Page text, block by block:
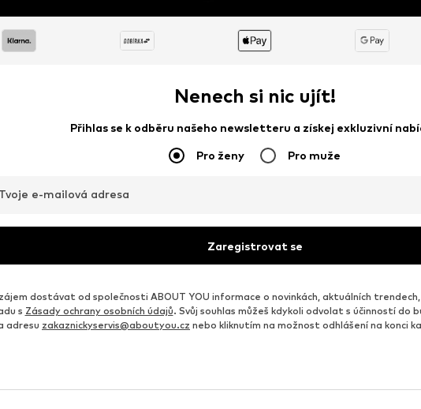
Nenech si nic ujít!
Přihlas se k odběru našeho newsletteru a získej exkluzivní
Pro ženy Pro muže
Tvoje e-mailová adresa
Zaregistrovat se
dostávat od společnosti ABOUT YOU informace o novinkách, aktuálních
s Zásady ochrany osobních údajů. Svůj souhlas můžeš kdykoli odvolat s účinností do
adresu zakaznickyservis@aboutyou.cz nebo kliknutím na možnost odhlášení na konci